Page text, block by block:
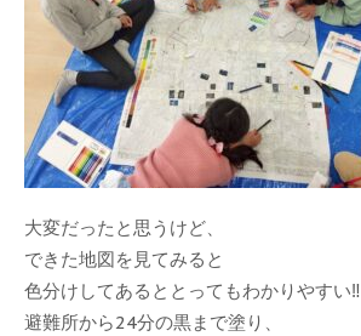
大変だったと思うけど、
できた地図を見てみると
色分けしてあるととってもわかりやすい‼︎
避難所から24分の黒まで塗り、